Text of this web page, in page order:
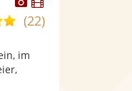
Künstler
stellt
bereit.
Künstler
5,0
5
Sternen
(22)
im